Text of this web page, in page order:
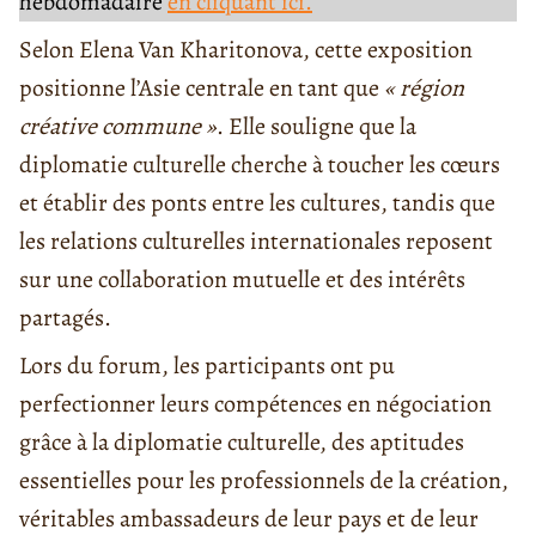
Selon Elena Van Kharitonova, cette exposition
positionne l’Asie centrale en tant que « région
créative commune ». Elle souligne que la
diplomatie culturelle cherche à toucher les cœurs
et établir des ponts entre les cultures, tandis que
les relations culturelles internationales reposent
sur une collaboration mutuelle et des intérêts
partagés.
Lors du forum, les participants ont pu
perfectionner leurs compétences en négociation
grâce à la diplomatie culturelle, des aptitudes
essentielles pour les professionnels de la création,
véritables ambassadeurs de leur pays et de leur